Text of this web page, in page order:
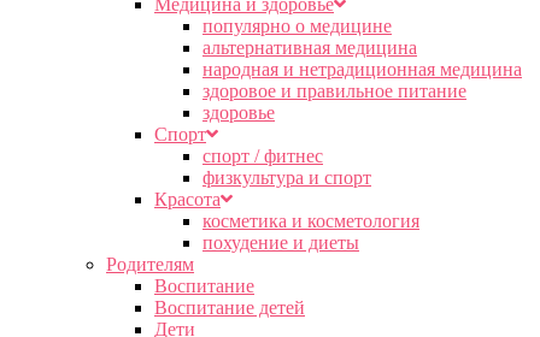
Медицина и здоровье
популярно о медицине
альтернативная медицина
народная и нетрадиционная медицина
здоровое и правильное питание
здоровье
Спорт
спорт / фитнес
физкультура и спорт
Красота
косметика и косметология
похудение и диеты
Родителям
Воспитание
Воспитание детей
Дети